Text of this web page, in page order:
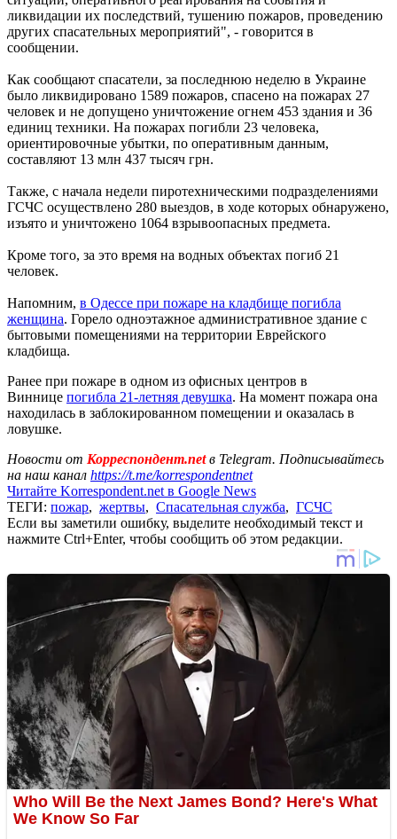
ликвидации их последствий, тушению пожаров, проведению
других спасательных мероприятий", - говорится в
сообщении.
Как сообщают спасатели, за последнюю неделю в Украине
было ликвидировано 1589 пожаров, спасено на пожарах 27
человек и не допущено уничтожение огнем 453 здания и 36
единиц техники. На пожарах погибли 23 человека,
ориентировочные убытки, по оперативным данным,
составляют 13 млн 437 тысяч грн.
Также, с начала недели пиротехническими подразделениями
ГСЧС осуществлено 280 выездов, в ходе которых обнаружено,
изъято и уничтожено 1064 взрывоопасных предмета.
Кроме того, за это время на водных объектах погиб 21
человек.
Напомним, в Одессе при пожаре на кладбище погибла
женщина. Горело одноэтажное административное здание с
бытовыми помещениями на территории Еврейского
кладбища.
Ранее при пожаре в одном из офисных центров в
Виннице погибла 21-летняя девушка. На момент пожара она
находилась в заблокированном помещении и оказалась в
ловушке.
Новости от Корреспондент.netв Telegram. Подписывайтесь
на наш канал https://t.me/korrespondentnet
Читайте Korrespondent.net в Google News
ТЕГИ: пожар, жертвы, Спасательная служба, ГСЧС
Если вы заметили ошибку, выделите необходимый текст и
нажмите Ctrl+Enter, чтобы сообщить об этом редакции.